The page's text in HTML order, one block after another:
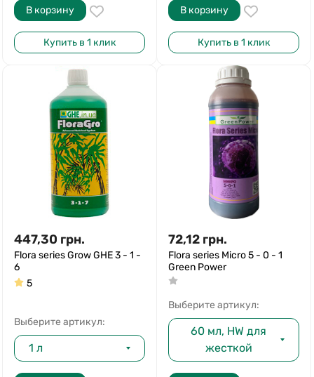
В корзину
Купить в 1 клик
В корзину
Купить в 1 клик
447,30 грн.
Flora series Grow GHE 3 - 1 -
6
5
Выберите артикул:
1 л
72,12 грн.
Flora series Micro 5 - 0 - 1
Green Power
Выберите артикул:
60 мл, HW для
жесткой